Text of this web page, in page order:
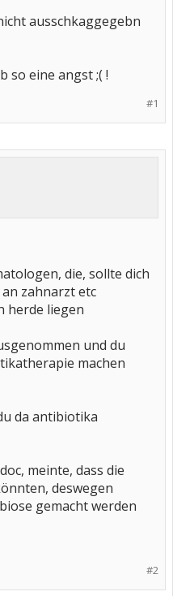
ausschkaggegebn
so eine angst ;( !
#1
die, sollte dich
zahnarzt etc
herde liegen
und du
machen
da antibiotika
meinte, dass die
deswegen
gemacht werden
#2